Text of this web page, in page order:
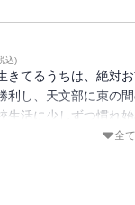
込)
きてるうちは、絶
利し、天文部に束の
生活に少しずつ慣れ
が…!? そんな中、彼
全